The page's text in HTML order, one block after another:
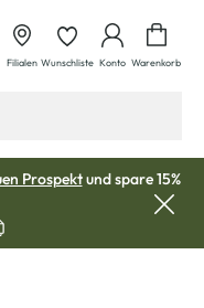
Filialen Wunschliste Konto Warenkorb
Prospektund spare 15%